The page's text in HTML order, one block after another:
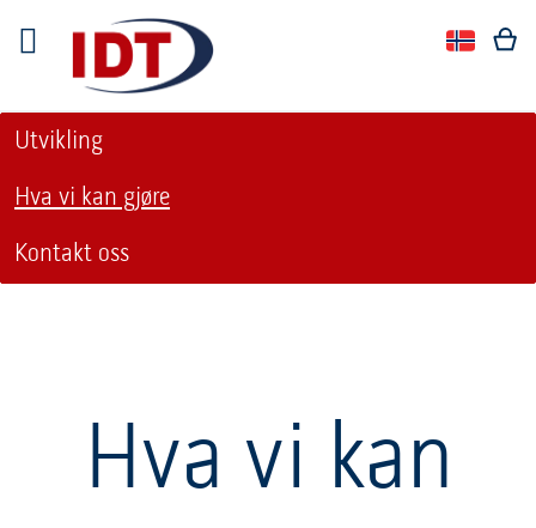
Språk
Språk:
Utvikling
Hva vi kan gjøre
Kontakt oss
Hva vi kan